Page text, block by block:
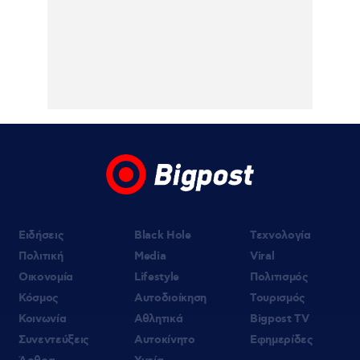
Ειδήσεις
Πολιτική
Οικονομία
Κόσμος
Κοινωνία
Συνεντεύξεις
Black Hole
Media
Lifestyle
Αυτοδιοίκηση
Αθλητικά
Αυτοκίνητο
Τεχνολογία
Viral
Πολιτισμός
Τουρισμός
Bigpost TV
Εφημερίδες